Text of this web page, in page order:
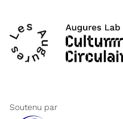
Soutenu par